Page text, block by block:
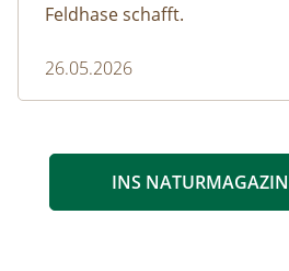
Feldhase schafft.
26.05.2026
INS